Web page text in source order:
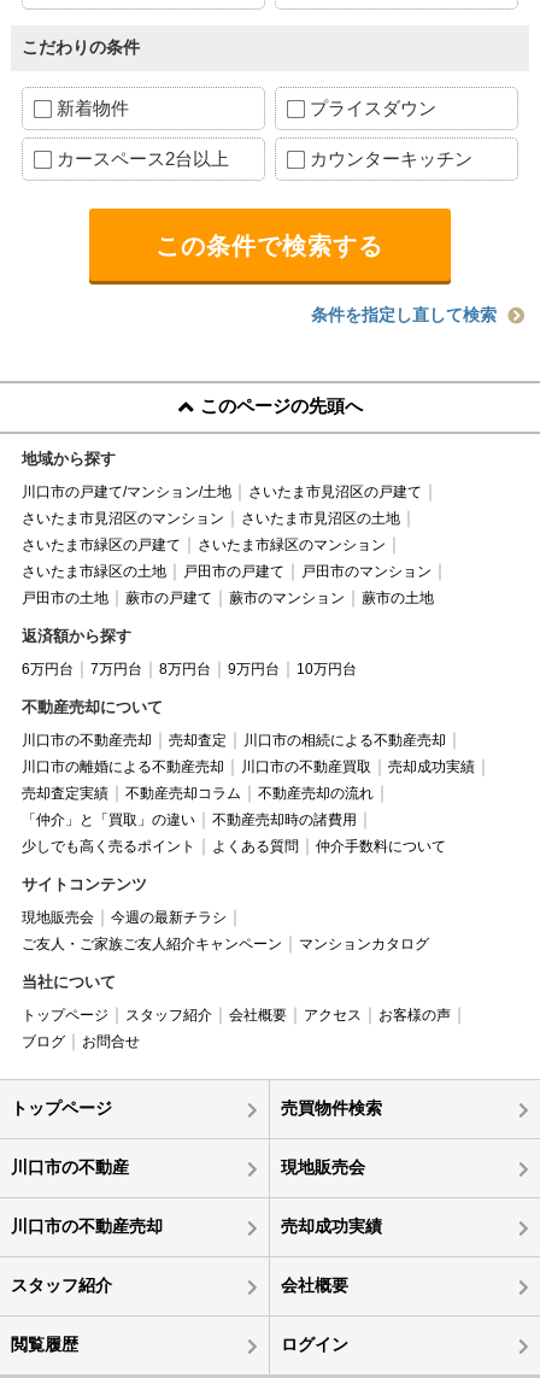
こだわりの条件
新着物件 プライスダウン
カースペース2台以上 カウンターキッチン
条件を指定し直して検索
このページの先頭へ
地域から探す
川口市の戸建て/マンション/土地
さいたま市見沼区の戸建て
さいたま市見沼区のマンション
さいたま市見沼区の土地
さいたま市緑区の戸建て
さいたま市緑区のマンション
さいたま市緑区の土地
戸田市の戸建て
戸田市のマンション
戸田市の土地
蕨市の戸建て 蕨市のマンション 蕨市の土地
返済額から探す
6万円台 7万円台 8万円台 9万円台 10万円台
不動産売却について
川口市の不動産売却 売却査定
川口市の相続による不動産売却
川口市の離婚による不動産売却
川口市の不動産買取
売却成功実績
売却査定実績
不動産売却コラム
不動産売却の流れ
「仲介」と「買取」の違い
不動産売却時の諸費用
少しでも高く売るポイント
よくある質問 仲介手数料について
サイトコンテンツ
現地販売会
今週の最新チラシ
ご友人・ご家族ご友人紹介キャンペーン
マンションカタログ
当社について
トップページ スタッフ紹介 会社概要 アクセス
お客様の声
ブログ
お問合せ
トップページ 売買物件検索
川口市の不動産 現地販売会
川口市の不動産売却 売却成功実績
スタッフ紹介 会社概要
閲覧履歴 ログイン